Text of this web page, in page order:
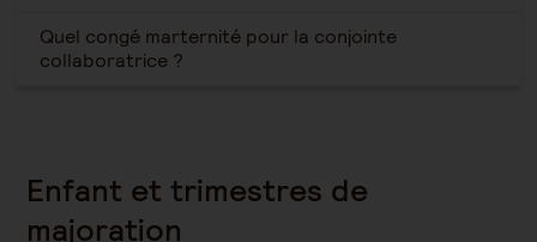
Quel congé marternité pour la conjointe
collaboratrice ?
Enfant et trimestres de
majoration